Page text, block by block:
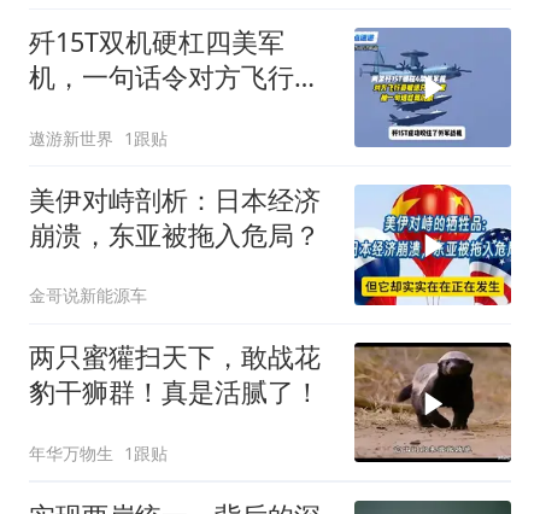
歼15T双机硬杠四美军
机，一句话令对方飞行员
遨游新世界 1跟贴
美伊对峙剖析：日本经济
崩溃，东亚被拖入危局？
金哥说新能源车
两只蜜獾扫天下，敢战花
豹干狮群！真是活腻了！
年华万物生 1跟贴